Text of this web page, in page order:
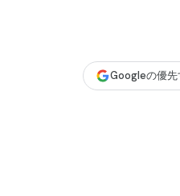
Googleの優先